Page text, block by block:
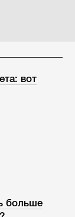
вот
больше